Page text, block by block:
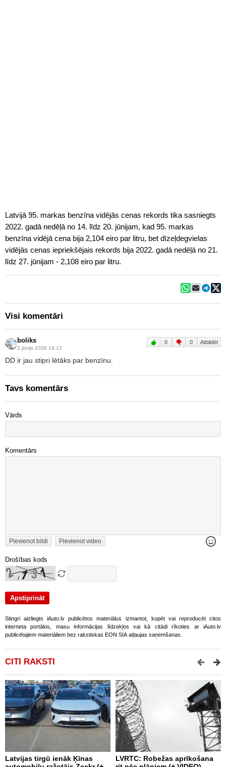
Latvijā 95. markas benzīna vidējās cenas rekords tika sasniegts
2022. gadā nedēļā no 14. līdz 20. jūnijam, kad 95. markas
benzīna vidējā cena bija 2,104 eiro par litru, bet dīzeļdegvielas
vidējās cenas iepriekšējais rekords bija 2022. gadā nedēļā no 21.
līdz 27. jūnijam - 2,108 eiro par litru.
Visi komentāri
boliks
2.jūnijs 2026 14:12
0 0 Atbildēt
DD ir jau stipri lētāks par benzīnu.
Tavs komentārs
Vārds
Komentārs
Pievienot bildi Pievienot video
Drošības kods
Stingri aizliegts iAuto.lv publicētos materiālus izmantot, kopēt vai reproducēt citos
interneta portālos, masu informācijas līdzekļos vai kā citādi rīkoties ar iAuto.lv
publicētajiem materiāliem bez rakstiskas EON SIA atļaujas saņemšanas.
CITI RAKSTI
Latvijas tirgū ienāk Ķīnas
LVRTC: Robežas aprīkošana